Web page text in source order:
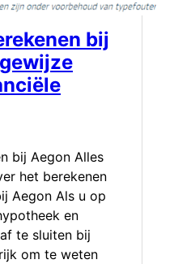
bij
bij Aegon Alles
het berekenen
Aegon Als u op
en
te sluiten bij
om te weten